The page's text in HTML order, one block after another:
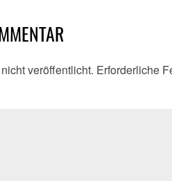
veröffentlicht. Erforderliche